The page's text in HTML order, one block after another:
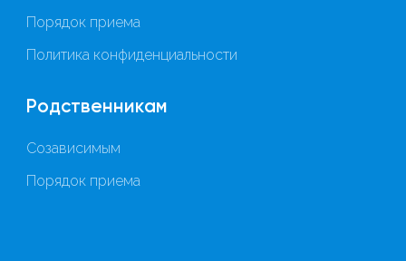
Порядок приема
Политика конфиденциальности
Родственникам
Созависимым
Порядок приема